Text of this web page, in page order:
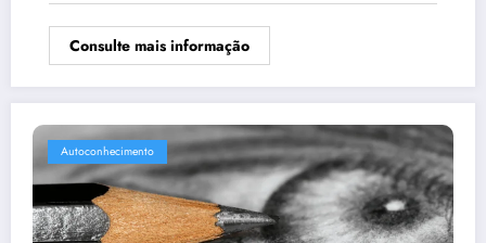
Consulte mais informação
Autoconhecimento